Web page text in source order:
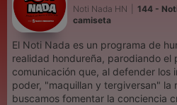
Noti Nada HN
144 -
camiseta
El Noti Nada es un programa de
realidad hondureña, parodiando el
comunicación que, al defender los
poder, "maquillan y tergiversan" la realidad.
buscamos fomentar la conciencia